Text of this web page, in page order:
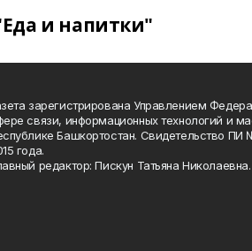
и напитки"
зарегистрирована Управлением
связи, информационных технологий и
Башкортостан. Свидетельство ПИ
года.
редактор: Пискун Татьяна Николаевна.